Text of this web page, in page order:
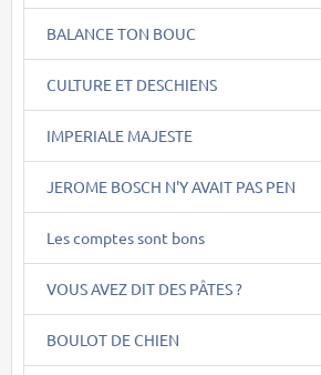
BALANCE TON BOUC
CULTURE ET DESCHIENS
IMPERIALE MAJESTE
JEROME BOSCH N'Y AVAIT PAS PEN
Les comptes sont bons
VOUS AVEZ DIT DES PÂTES ?
BOULOT DE CHIEN